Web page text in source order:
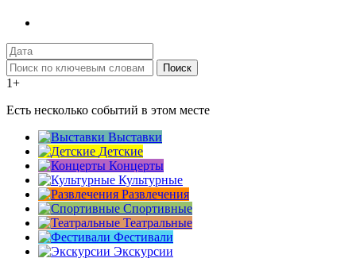
Поиск
1+
Есть несколько событий в этом месте
Выставки
Детские
Концерты
Культурные
Развлечения
Спортивные
Театральные
Фестивали
Экскурсии